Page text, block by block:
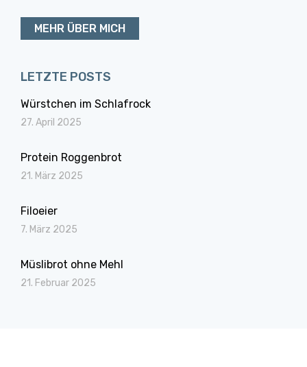
MEHR ÜBER MICH
LETZTE POSTS
Würstchen im Schlafrock
27. April 2025
Protein Roggenbrot
21. März 2025
Filoeier
7. März 2025
Müslibrot ohne Mehl
21. Februar 2025